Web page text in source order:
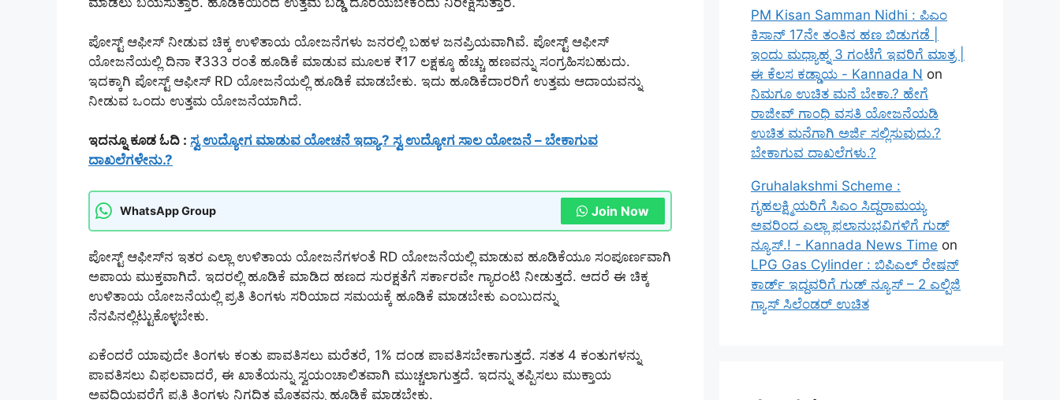
ಪೋಸ್ಟ್ ಆಫೀಸ್ ನೀಡುವ ಚಿಕ್ಕ ಉಳಿತಾಯ ಯೋಜನೆಗಳು ಜನರಲ್ಲಿ ಬಹಳ ಜನಪ್ರಿಯವಾಗಿವೆ. ಪೋಸ್ಟ್ ಆಫೀಸ್
ಯೋಜನೆಯಲ್ಲಿ ದಿನಾ ₹333 ರಂತೆ ಹೂಡಿಕೆ ಮಾಡುವ ಮೂಲಕ ₹17 ಲಕ್ಷಕ್ಕೂ ಹೆಚ್ಚು ಹಣವನ್ನು ಸಂಗ್ರಹಿಸಬಹುದು.
ಇದಕ್ಕಾಗಿ ಪೋಸ್ಟ್ ಆಫೀಸ್ RD ಯೋಜನೆಯಲ್ಲಿ ಹೂಡಿಕೆ ಮಾಡಬೇಕು. ಇದು ಹೂಡಿಕೆದಾರರಿಗೆ ಉತ್ತಮ ಆದಾಯವನ್ನು
ನೀಡುವ ಒಂದು ಉತ್ತಮ ಯೋಜನೆಯಾಗಿದೆ.
ಇದನ್ನೂ ಕೂಡ ಓದಿ : ಸ್ವ ಉದ್ಯೋಗ ಮಾಡುವ ಯೋಚನೆ ಇದ್ಯಾ.? ಸ್ವ ಉದ್ಯೋಗ ಸಾಲ ಯೋಜನೆ – ಬೇಕಾಗುವ
ದಾಖಲೆಗಳೇನು.?
WhatsApp Group Join Now
ಪೋಸ್ಟ್ ಆಫೀಸ್‌ನ ಇತರ ಎಲ್ಲಾ ಉಳಿತಾಯ ಯೋಜನೆಗಳಂತೆ RD ಯೋಜನೆಯಲ್ಲಿ ಮಾಡುವ ಹೂಡಿಕೆಯೂ ಸಂಪೂರ್ಣವಾಗಿ
ಅಪಾಯ ಮುಕ್ತವಾಗಿದೆ. ಇದರಲ್ಲಿ ಹೂಡಿಕೆ ಮಾಡಿದ ಹಣದ ಸುರಕ್ಷತೆಗೆ ಸರ್ಕಾರವೇ ಗ್ಯಾರಂಟಿ ನೀಡುತ್ತದೆ. ಆದರೆ ಈ ಚಿಕ್ಕ
ಉಳಿತಾಯ ಯೋಜನೆಯಲ್ಲಿ ಪ್ರತಿ ತಿಂಗಳು ಸರಿಯಾದ ಸಮಯಕ್ಕೆ ಹೂಡಿಕೆ ಮಾಡಬೇಕು ಎಂಬುದನ್ನು
ನೆನಪಿನಲ್ಲಿಟ್ಟುಕೊಳ್ಳಬೇಕು.
ಏಕೆಂದರೆ ಯಾವುದೇ ತಿಂಗಳು ಕಂತು ಪಾವತಿಸಲು ಮರೆತರೆ, 1% ದಂಡ ಪಾವತಿಸಬೇಕಾಗುತ್ತದೆ. ಸತತ 4 ಕಂತುಗಳನ್ನು
ಪಾವತಿಸಲು ವಿಫಲವಾದರೆ, ಈ ಖಾತೆಯನ್ನು ಸ್ವಯಂಚಾಲಿತವಾಗಿ ಮುಚ್ಚಲಾಗುತ್ತದೆ. ಇದನ್ನು ತಪ್ಪಿಸಲು ಮುಕ್ತಾಯ
ಅವಧಿಯವರೆಗೆ ಪ್ರತಿ ತಿಂಗಳು ನಿಗದಿತ ಮೊತ್ತವನ್ನು ಹೂಡಿಕೆ ಮಾಡಬೇಕು.
PM Kisan Samman Nidhi : ಪಿಎಂ
ಕಿಸಾನ್ 17ನೇ ತಂತಿನ ಹಣ ಬಿಡುಗಡೆ |
ಇಂದು ಮಧ್ಯಾಹ್ನ 3 ಗಂಟೆಗೆ ಇವರಿಗೆ ಮಾತ್ರ |
ಈ ಕೆಲಸ ಕಡ್ಡಾಯ - Kannada N on
ನಿಮಗೂ ಉಚಿತ ಮನೆ ಬೇಕಾ.? ಹೇಗೆ
ರಾಜೀವ್ ಗಾಂಧಿ ವಸತಿ ಯೋಜನೆಯಡಿ
ಉಚಿತ ಮನೆಗಾಗಿ ಅರ್ಜಿ ಸಲ್ಲಿಸುವುದು.?
ಬೇಕಾಗುವ ದಾಖಲೆಗಳು.?
Gruhalakshmi Scheme :
ಗೃಹಲಕ್ಷ್ಮಿಯರಿಗೆ ಸಿಎಂ ಸಿದ್ದರಾಮಯ್ಯ
ಅವರಿಂದ ಎಲ್ಲಾ ಫಲಾನುಭವಿಗಳಿಗೆ ಗುಡ್
ನ್ಯೂಸ್.! - Kannada News Time on
LPG Gas Cylinder : ಬಿಪಿಎಲ್ ರೇಷನ್
ಕಾರ್ಡ್ ಇದ್ದವರಿಗೆ ಗುಡ್ ನ್ಯೂಸ್ – 2 ಎಲ್ಪಿಜಿ
ಗ್ಯಾಸ್ ಸಿಲೆಂಡರ್ ಉಚಿತ